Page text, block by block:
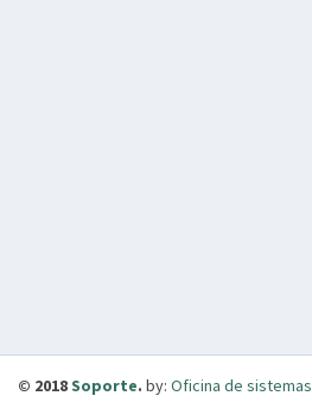
© 2018Soporte. by: Oficina de sistemas